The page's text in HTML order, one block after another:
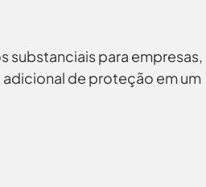
substanciais para empresas,
de proteção em um